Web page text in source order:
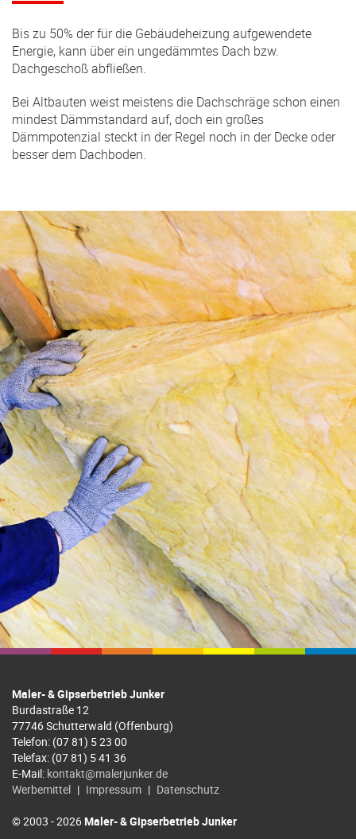
Bis zu 50% der für die Gebäudeheizung aufgewendete
Energie, kann über ein ungedämmtes Dach bzw.
Dachgeschoß abfließen.
Bei Altbauten weist meistens die Dachschräge schon einen
mindest Dämmstandard auf, doch ein großes
Dämmpotenzial steckt in der Regel noch in der Decke oder
besser dem Dachboden.
Maler- & Gipserbetrieb Junker
Burdastraße 12
77746 Schutterwald (Offenburg)
Telefon: (07 81) 5 23 00
Telefax: (07 81) 5 41 36
E-Mail: kontakt@malerjunker.de
Werbemittel | Impressum | Datenschutz
© 2003 - 2026 Maler- & Gipserbetrieb Junker